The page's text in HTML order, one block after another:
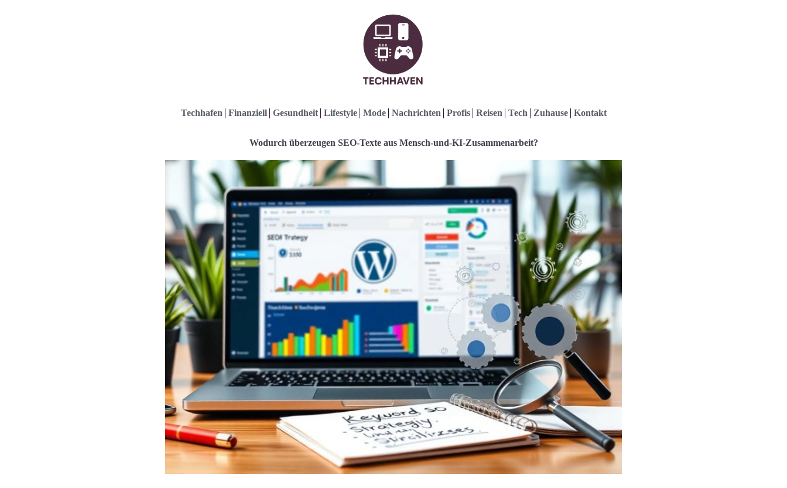
Techhafen Finanziell Gesundheit Lifestyle Mode Nachrichten Profis Reisen Tech Zuhause Kontakt
Wodurch überzeugen SEO-Texte aus Mensch-und-KI-Zusammenarbeit?